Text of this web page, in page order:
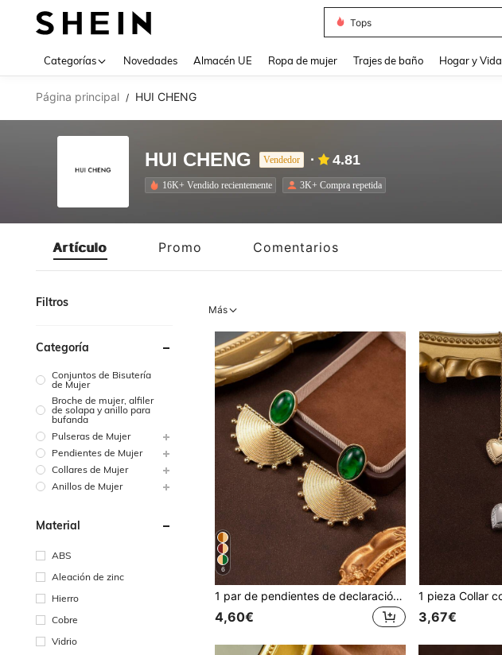
Tops
Categorías Novedades Almacén UE Ropa de mujer Trajes de baño Hogar y Vida
Página principal / HUI CHENG
HUI CHENG Vendedor 4.81
16K+ Vendido recientemente 3K+ Compra repetida
Artículo Promo Comentarios
Filtros
Categoría
Conjuntos de Bisutería
de Mujer
Broche de mujer, alfiler
de solapa y anillo para
bufanda
Pulseras de Mujer
Pendientes de Mujer
Collares de Mujer
Anillos de Mujer
Material
ABS
Aleación de zinc
Hierro
Cobre
Vidrio
Más
6
1 par de pendientes de declaración personalizados de resina verde con diseño geométrico exagerado, elegante y de alta gama con estilo retro y moderno
4,60€ 3,67€